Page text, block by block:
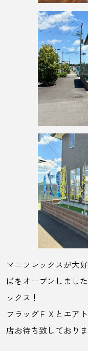
マニフレックスが大
ばをオープンしまし
ックス！
フラッグＦＸとエア
店お待ち致しておりま